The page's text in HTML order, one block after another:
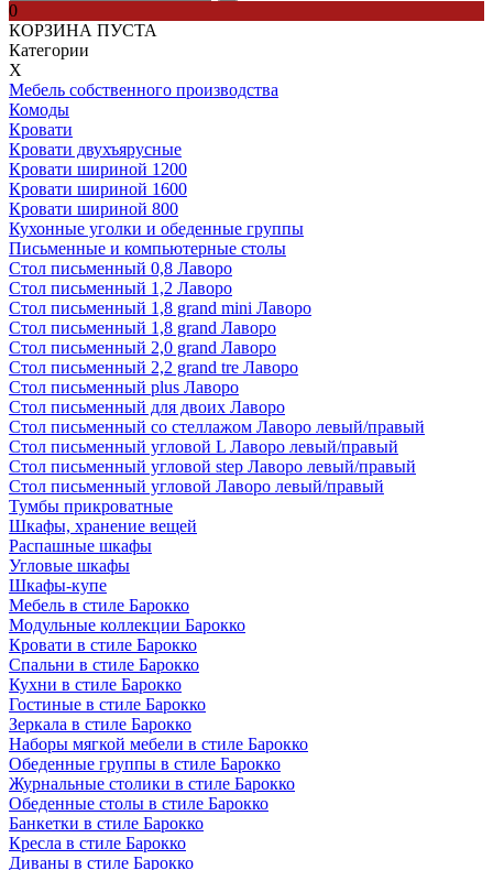
0
КОРЗИНА ПУСТА
Категории
Х
Мебель собственного производства
Комоды
Кровати
Кровати двухъярусные
Кровати шириной 1200
Кровати шириной 1600
Кровати шириной 800
Кухонные уголки и обеденные группы
Письменные и компьютерные столы
Стол письменный 0,8 Лаворо
Стол письменный 1,2 Лаворо
Стол письменный 1,8 grand mini Лаворо
Стол письменный 1,8 grand Лаворо
Стол письменный 2,0 grand Лаворо
Стол письменный 2,2 grand tre Лаворо
Стол письменный plus Лаворо
Стол письменный для двоих Лаворо
Стол письменный со стеллажом Лаворо левый/правый
Стол письменный угловой L Лаворо левый/правый
Стол письменный угловой step Лаворо левый/правый
Стол письменный угловой Лаворо левый/правый
Тумбы прикроватные
Шкафы, хранение вещей
Распашные шкафы
Угловые шкафы
Шкафы-купе
Мебель в стиле Барокко
Модульные коллекции Барокко
Кровати в стиле Барокко
Спальни в стиле Барокко
Кухни в стиле Барокко
Гостиные в стиле Барокко
Зеркала в стиле Барокко
Наборы мягкой мебели в стиле Барокко
Обеденные группы в стиле Барокко
Журнальные столики в стиле Барокко
Обеденные столы в стиле Барокко
Банкетки в стиле Барокко
Кресла в стиле Барокко
Диваны в стиле Барокко